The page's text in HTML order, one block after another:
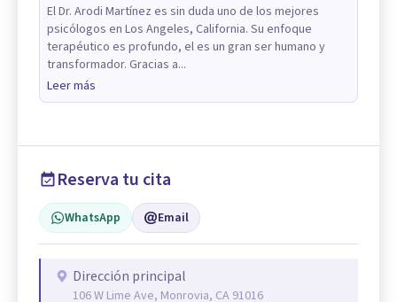
El Dr. Arodi Martínez es sin duda uno de los mejores
psicólogos en Los Angeles, California. Su enfoque
terapéutico es profundo, el es un gran ser humano y
transformador. Gracias a...
Leer más
Reserva tu cita
WhatsApp Email
Dirección principal
106 W Lime Ave, Monrovia, CA 91016